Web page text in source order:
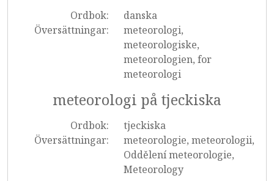
Ordbok:
danska
Översättningar:
meteorologi,
meteorologiske,
meteorologien, for
meteorologi
meteorologi på tjeckiska
Ordbok:
tjeckiska
Översättningar:
meteorologie, meteorologii,
Oddělení meteorologie,
Meteorology